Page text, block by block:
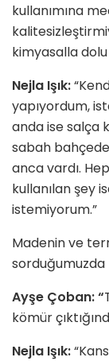
kullanımına
kimyasalla
Nejla Işık:
yapıyordum,
anda ise salça
sabah
anca vardı.
kullanılan şey
istemiyorum.”
Madenin ve
sorduğumuzda
Ayşe Çoban: “
kömür
Nejla Işık: